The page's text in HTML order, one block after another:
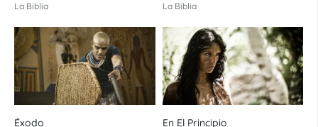
La Biblia
La Biblia
Éxodo En El Principio